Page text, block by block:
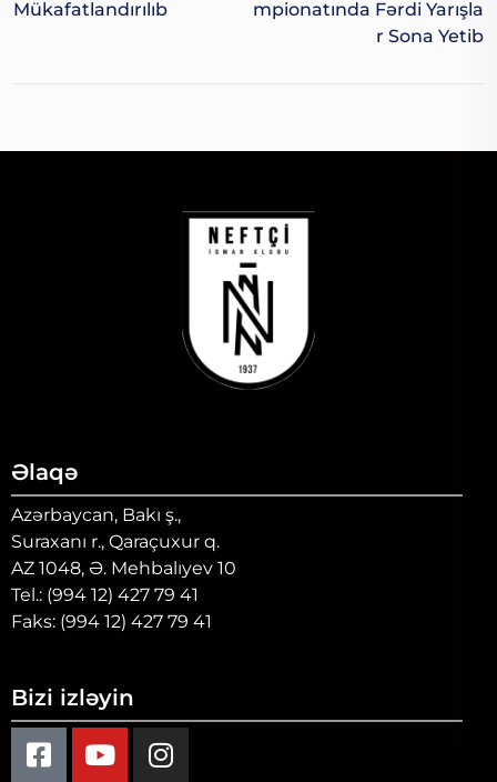
Mükafatlandırılıb
Mpionatında Fərdi Yarışla
R Sona Yetib
Əlaqə
Azərbaycan, Bakı ş.,
Suraxanı r., Qaraçuxur q.
AZ 1048, Ə. Mehbalıyev 10
Tel.: (994 12) 427 79 41
Faks: (994 12) 427 79 41
Bizi izləyin